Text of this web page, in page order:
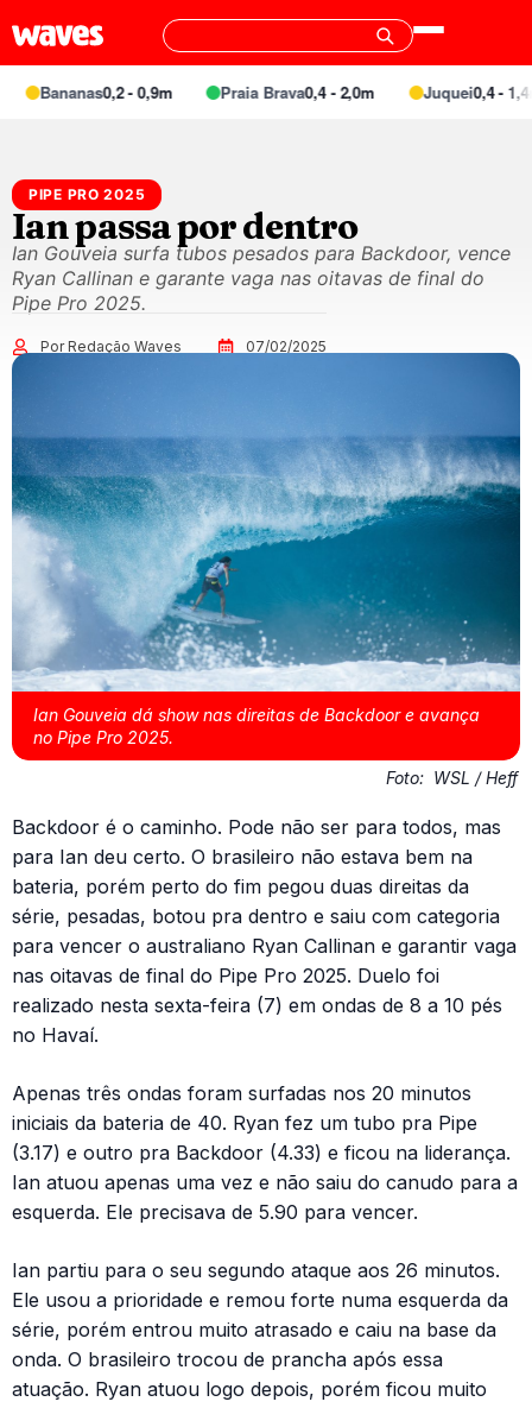
Bananas0,2 - 0,9m Praia Brava0,4 - 2,0m Juquei0,4 - 1,4m
PIPE PRO 2025
Ian passa por dentro
Ian Gouveia surfa tubos pesados para Backdoor, vence
Ryan Callinan e garante vaga nas oitavas de final do
Pipe Pro 2025.
Por Redação Waves 07/02/2025
Ian Gouveia dá show nas direitas de Backdoor e avança
no Pipe Pro 2025.
Foto: WSL / Heff
Backdoor é o caminho. Pode não ser para todos, mas
para Ian deu certo. O brasileiro não estava bem na
bateria, porém perto do fim pegou duas direitas da
série, pesadas, botou pra dentro e saiu com categoria
para vencer o australiano Ryan Callinan e garantir vaga
nas oitavas de final do Pipe Pro 2025. Duelo foi
realizado nesta sexta-feira (7) em ondas de 8 a 10 pés
no Havaí.
Apenas três ondas foram surfadas nos 20 minutos
iniciais da bateria de 40. Ryan fez um tubo pra Pipe
(3.17) e outro pra Backdoor (4.33) e ficou na liderança.
Ian atuou apenas uma vez e não saiu do canudo para a
esquerda. Ele precisava de 5.90 para vencer.
Ian partiu para o seu segundo ataque aos 26 minutos.
Ele usou a prioridade e remou forte numa esquerda da
série, porém entrou muito atrasado e caiu na base da
onda. O brasileiro trocou de prancha após essa
atuação. Ryan atuou logo depois, porém ficou muito